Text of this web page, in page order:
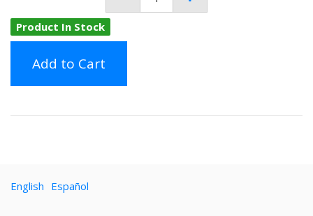
Product In Stock
Add to Cart
English Español